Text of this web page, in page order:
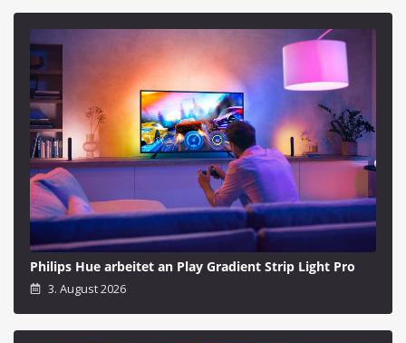
Philips Hue arbeitet an Play Gradient Strip Light Pro
3. August 2026